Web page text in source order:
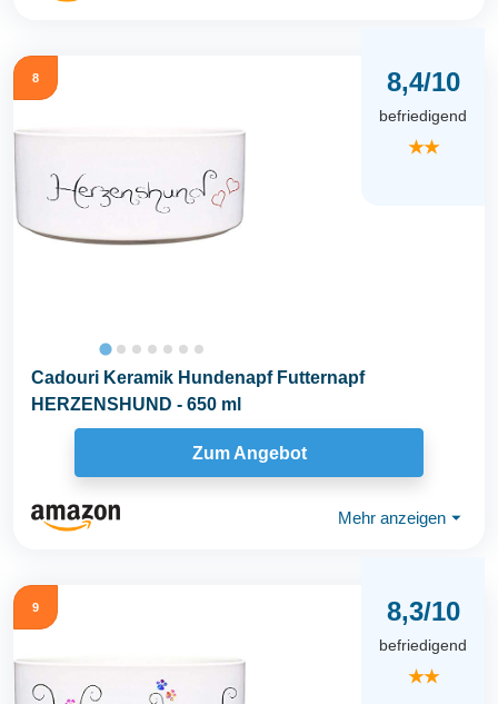
8 8,4/10
befriedigend
★★
Cadouri Keramik Hundenapf Futternapf
HERZENSHUND - 650 ml
Zum Angebot
Mehr anzeigen ⏷
9 8,3/10
befriedigend
★★